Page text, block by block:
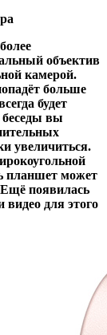
объектив
камерой.
больше
будет
беседы вы
увеличиться.
планшет может
Ещё появилась
для этого